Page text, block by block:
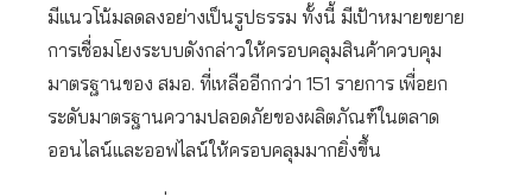
มีแนวโน้มลดลงอย่างเป็นรูปธรรม ทั้งนี้ มีเป้าหมายขยาย
การเชื่อมโยงระบบดังกล่าวให้ครอบคลุมสินค้าควบคุม
มาตรฐานของ สมอ. ที่เหลืออีกกว่า 151 รายการ เพื่อยก
ระดับมาตรฐานความปลอดภัยของผลิตภัณฑ์ในตลาด
ออนไลน์และออฟไลน์ให้ครอบคลุมมากยิ่งขึ้น